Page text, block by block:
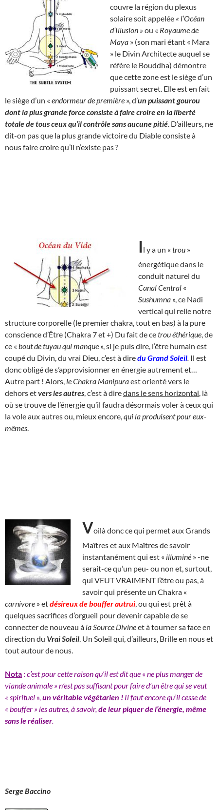
couvre la région du plexus
solaire soit appelée « l’Océan
d’Illusion » ou « Royaume de
Maya » (son mari étant « Mara
» le Divin Architecte auquel se
réfère le Bouddha) démontre
que cette zone est le siège d’un
puissant secret. Elle est en fait
le siège d’un « endormeur de première », d’un puissant gourou
dont la plus grande force consiste à faire croire en la liberté
totale de tous ceux qu’il contrôle sans aucune pitié . D’ailleurs, ne
dit-on pas que la plus grande victoire du Diable consiste à
nous faire croire qu’il n’existe pas ?
Il y a un « trou »
énergétique dans le
conduit naturel du
Canal Central «
Sushumna », ce Nadi
vertical qui relie notre
structure corporelle (le premier chakra, tout en bas) à la pure
conscience d’Être (Chakra 7 et +) Du fait de cetrou éthérique , de
ce « bout de tuyau qui manque », si je puis dire, l’être humain est
coupé du Divin, du vrai Dieu, c’est à direduGrand Soleil Il est
donc obligé de s’approvisionner en énergie autrement et…
Autre part ! Alors, le Chakra Manipuraest orienté vers le
dehors etvers les autres , c’est à diredans le sens horizontal , là
où se trouve de l’énergie qu’il faudra désormais voler à ceux qui
la vole aux autres ou, mieux encore, qui la produisent pour eux-
mêmes
Voilà donc ce qui permet aux Grands
Maîtres et aux Maîtres de savoir
instantanément qui est « illuminé » -ne
serait-ce qu’un peu- ou non et, surtout,
qui VEUT VRAIMENT l’être ou pas, à
savoir qui présente un Chakra «
carnivore » etdésireux debouffer autrui , ou qui est prêt à
quelques sacrifices d’orgueil pour devenir capable de se
connecter de nouveau à la Source Divineet à tourner sa face en
direction du Vrai Soleil . Un Soleil qui, d’ailleurs, Brille en nous et
tout autour de nous.
Nota : c’est pour cette raison qu’il est dit que « ne plus manger de
viande animale » n’est pas suffisant pour faire d’un être qui se veut
« spirituel », un véritable végétarien ! Il faut encore qu’il cesse de
« bouffer » les autres, à savoir, de leur piquer de l’énergie, même
sans le réaliser
Serge Baccino